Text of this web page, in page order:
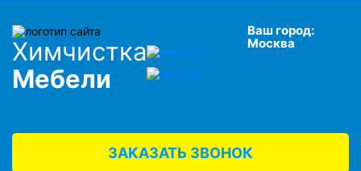
Химчистка
Мебели
Ваш город:
Москва
ЗАКАЗАТЬ ЗВОНОК